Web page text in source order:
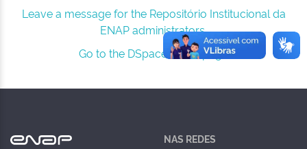
Leave a message for the Repositório Institucional da
ENAP administrators.
Go to the DSpace home page
NAS REDES